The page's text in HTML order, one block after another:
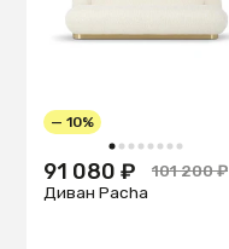
1 2 3 4 5 6 7 8
— 10%
91 080 ₽
101 200 ₽
Диван Pacha